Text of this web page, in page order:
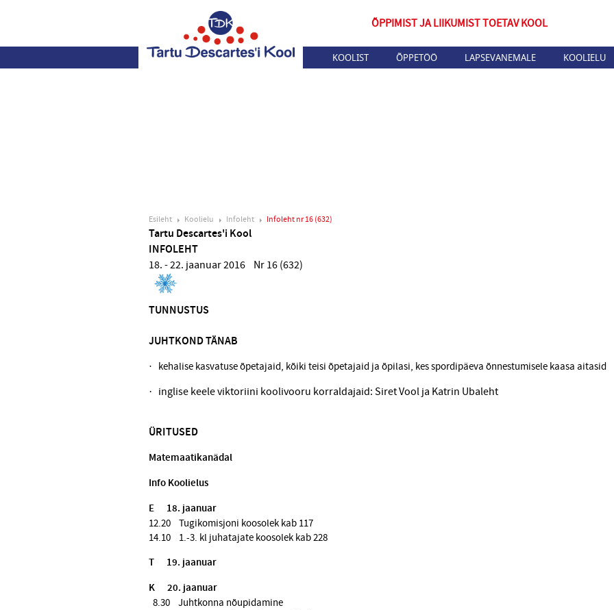
ÕPPIMIST JA LIIKUMIST TOETAV KOOL
KOOLIST ÕPPETÖÖ LAPSEVANEMALE KOOLIELU
Esileht Koolielu Infoleht Infoleht nr 16 (632)
Tartu Descartes'i Kool
INFOLEHT
18. - 22. jaanuar 2016 Nr 16 (632)
TUNNUSTUS
JUHTKOND TÄNAB
· kehalise kasvatuse õpetajaid, kõiki teisi õpetajaid ja õpilasi, kes spordipäeva õnnestumisele kaasa aitasid
· inglise keele viktoriini koolivooru korraldajaid: Siret Vool ja Katrin Ubaleht
ÜRITUSED
Matemaatikanädal
Info Koolielus
E
18. jaanuar
12.20 Tugikomisjoni koosolek kab 117
14.10 1.-3. kl juhatajate koosolek kab 228
T
19. jaanuar
K
20. jaanuar
8.30 Juhtkonna nõupidamine